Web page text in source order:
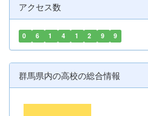
アクセス数
0 6 1 4 1 2 9 9
群馬県内の高校の総合情報